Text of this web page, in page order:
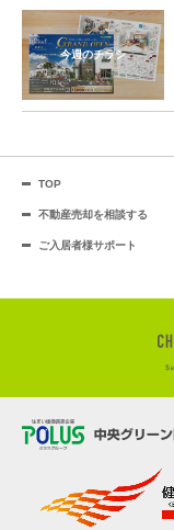
今週のチラシ
TOP
不動産売却を相談する
ご入居者様サポート